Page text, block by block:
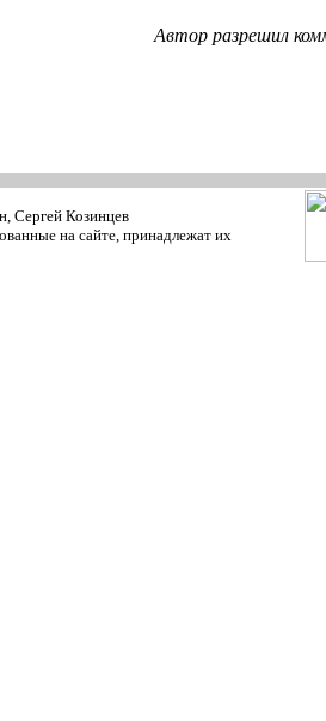
Автор разрешил
Сергей Козинцев
на сайте, принадлежат их